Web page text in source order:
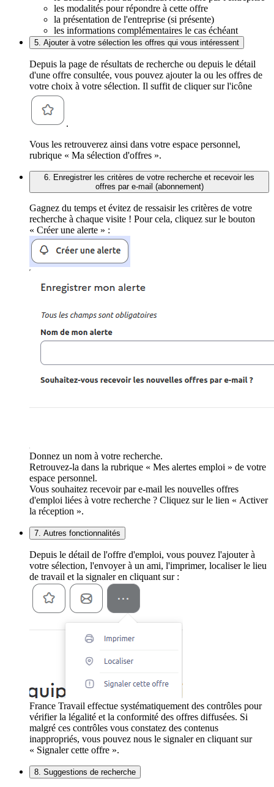
les modalités pour répondre à cette offre
la présentation de l'entreprise (si présente)
les informations complémentaires le cas échéant
5. Ajouter à votre sélection les offres qui vous intéressent
Depuis la page de résultats de recherche ou depuis le détail
d'une offre consultée, vous pouvez ajouter la ou les offres de
votre choix à votre sélection. Il suffit de cliquer sur l'icône
.
Vous les retrouverez ainsi dans votre espace personnel,
rubrique « Ma sélection d'offres ».
6. Enregistrer les critères de votre recherche et recevoir les
offres par e-mail (abonnement)
Gagnez du temps et évitez de ressaisir les critères de votre
recherche à chaque visite ! Pour cela, cliquez sur le bouton
« Créer une alerte » :
Donnez un nom à votre recherche.
Retrouvez-la dans la rubrique « Mes alertes emploi » de votre
espace personnel.
Vous souhaitez recevoir par e-mail les nouvelles offres
d'emploi liées à votre recherche ? Cliquez sur le lien « Activer
la réception ».
7. Autres fonctionnalités
Depuis le détail de l'offre d'emploi, vous pouvez l'ajouter à
votre sélection, l'envoyer à un ami, l'imprimer, localiser le lieu
de travail et la signaler en cliquant sur :
France Travail effectue systématiquement des contrôles pour
vérifier la légalité et la conformité des offres diffusées. Si
malgré ces contrôles vous constatez des contenus
inappropriés, vous pouvez nous le signaler en cliquant sur
« Signaler cette offre ».
8. Suggestions de recherche